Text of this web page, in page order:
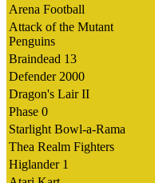
Arena Football
Attack of the Mutant
Penguins
Braindead 13
Defender 2000
Dragon's Lair II
Phase 0
Starlight Bowl-a-Rama
Thea Realm Fighters
Higlander 1